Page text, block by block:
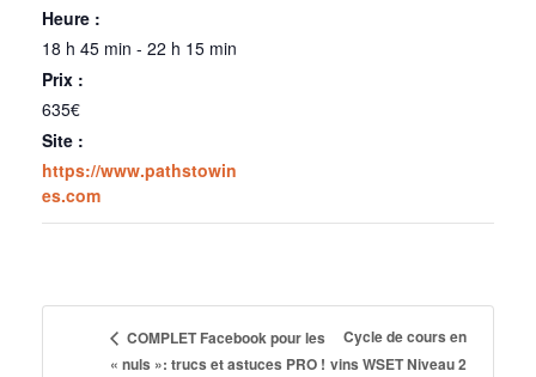
Heure :
18 h 45 min - 22 h 15 min
Prix :
635€
Site :
https://www.pathstowin
es.com
COMPLET Facebook pour les
« nuls »: trucs et astuces PRO !
Cycle de cours en
vins WSET Niveau 2